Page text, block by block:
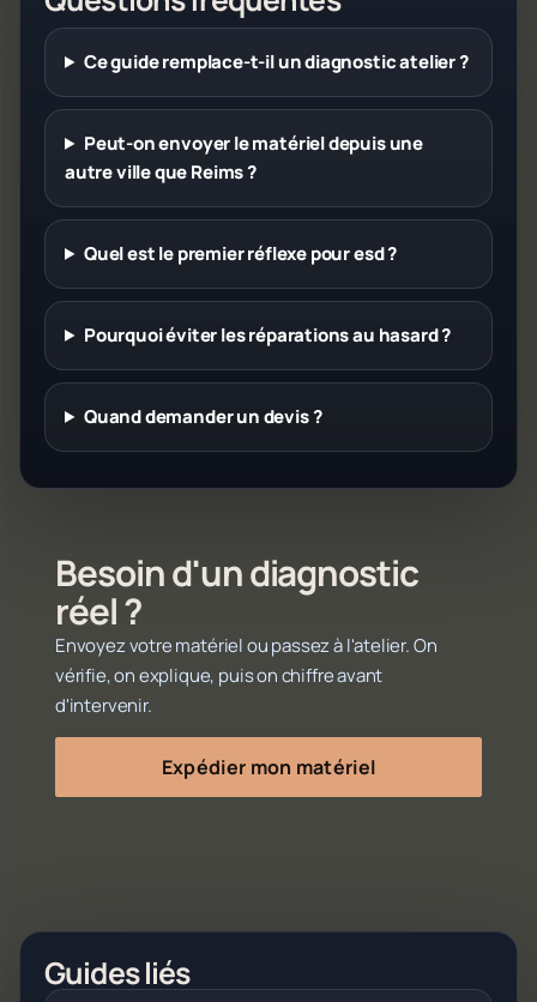
Ce guide remplace-t-il un diagnostic atelier ?
Peut-on envoyer le matériel depuis une
autre ville que Reims ?
Quel est le premier réflexe pour esd ?
Pourquoi éviter les réparations au hasard ?
Quand demander un devis ?
Besoin d'un diagnostic
réel ?
Envoyez votre matériel ou passez à l'atelier. On
vérifie, on explique, puis on chiffre avant
d'intervenir.
Expédier mon matériel
Guides liés